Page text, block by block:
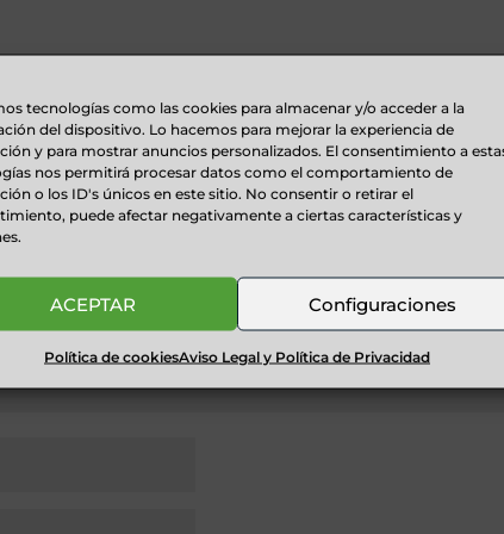
tecnologías como las cookies para almacenar y/o acceder a la
del dispositivo. Lo hacemos para mejorar la experiencia de
y para mostrar anuncios personalizados. El consentimiento a
nos permitirá procesar datos como el comportamiento de
o los ID's únicos en este sitio. No consentir o retirar el
puede afectar negativamente a ciertas características y
ACEPTAR Configuraciones
Política de cookiesAviso Legal y Política de Privacidad
Los campos obligatorios están marcados con*